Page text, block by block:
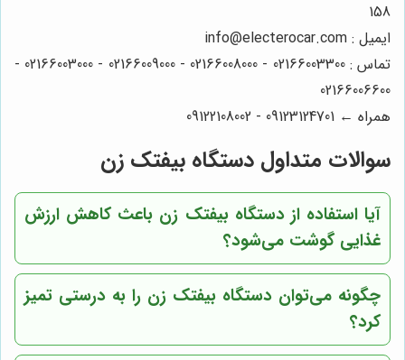
158
ایمیل : info@electerocar.com
تماس : 02166003300 - 02166008000 - 02166009000 - 02166003000 -
02166006600
همراه ← 09123124701 - 09122108002
سوالات متداول دستگاه بیفتک زن
آیا استفاده از دستگاه بیفتک زن باعث کاهش ارزش
غذایی گوشت می‌شود؟
چگونه می‌توان دستگاه بیفتک زن را به درستی تمیز
کرد؟